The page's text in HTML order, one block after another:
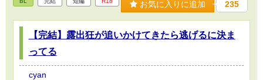
お気に入りに追加 235
【完結】露出狂が追いかけてきたら逃げるに決ま
ってる
cyan